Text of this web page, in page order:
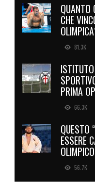
QUANTO
CHE
81.3K
PRIMA
66.3K
QUESTO
ESSERE
OLIMPICO
56.7K